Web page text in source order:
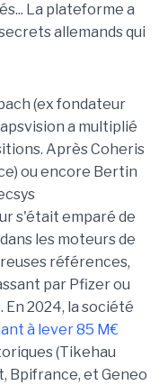
La plateforme a
allemands qui
(ex fondateur
a multiplié
Après Coheris
ou encore Bertin
s'était emparé de
les moteurs de
références,
par Pfizer ou
2024, la société
à lever 85 M€
(Tikehau
Bpifrance, et Geneo